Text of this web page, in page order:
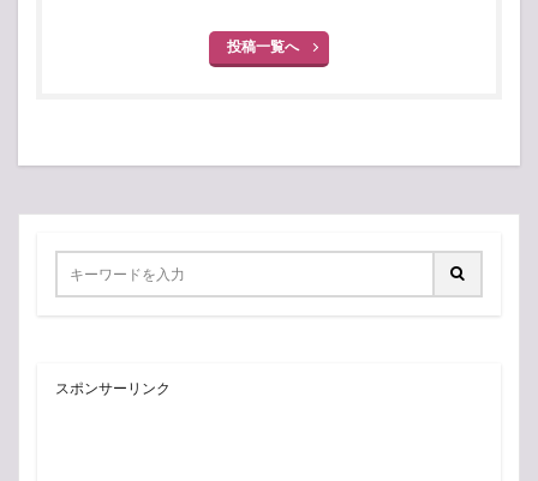
投稿一覧へ
スポンサーリンク